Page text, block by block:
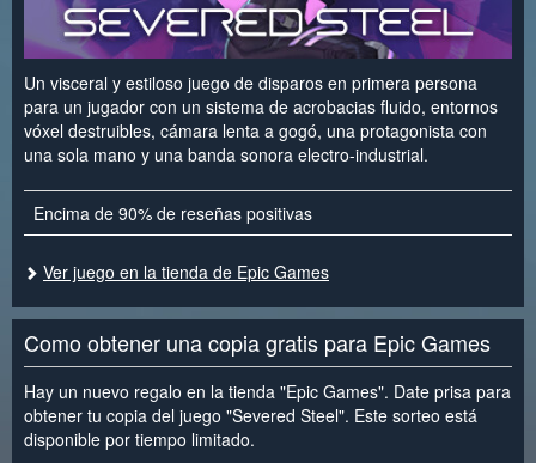
Un visceral y estiloso juego de disparos en primera persona
para un jugador con un sistema de acrobacias fluido, entornos
vóxel destruibles, cámara lenta a gogó, una protagonista con
una sola mano y una banda sonora electro-industrial.
Encima de 90% de reseñas positivas
Ver juego en la tienda de Epic Games
Como obtener una copia gratis para Epic Games
Hay un nuevo regalo en la tienda "Epic Games". Date prisa para
obtener tu copia del juego "Severed Steel". Este sorteo está
disponible por tiempo limitado.